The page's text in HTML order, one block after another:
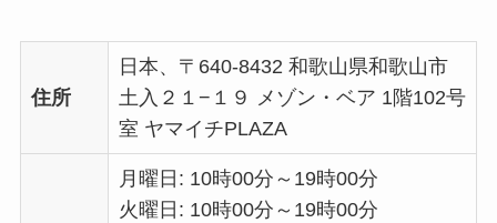
住所
日本、〒640-8432 和歌山県和歌山市
土入２１−１９ メゾン・ベア 1階102号
室 ヤマイチPLAZA
月曜日: 10時00分～19時00分
火曜日: 10時00分～19時00分